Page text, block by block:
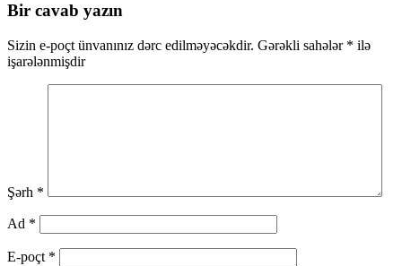
Bir cavab yazın
Sizin e-poçt ünvanınız dərc edilməyəcəkdir. Gərəkli sahələr * ilə
işarələnmişdir
Şərh *
Ad *
E-poçt *